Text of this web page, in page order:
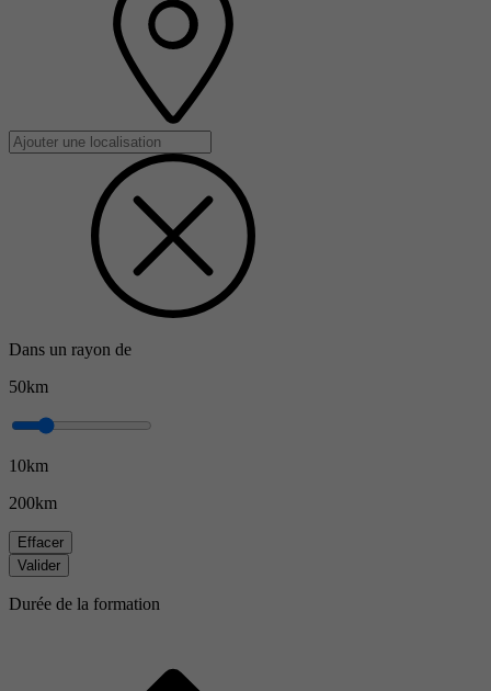
Dans un rayon de
50km
10km
200km
Effacer
Valider
Durée de la formation